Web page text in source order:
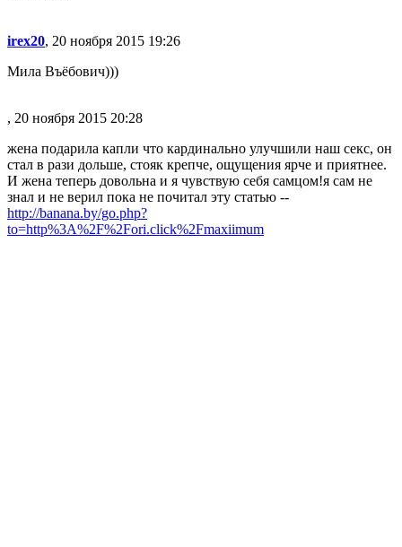
irex20, 20 ноября 2015 19:26
Мила Въёбович)))
, 20 ноября 2015 20:28
жена подарила капли что кардинально улучшили наш секс, он
стал в рази дольше, стояк крепче, ощущения ярче и приятнее.
И жена теперь довольна и я чувствую себя самцом!я сам не
знал и не верил пока не почитал эту статью --
http://banana.by/go.php?
to=http%3A%2F%2Fori.click%2Fmaxiimum